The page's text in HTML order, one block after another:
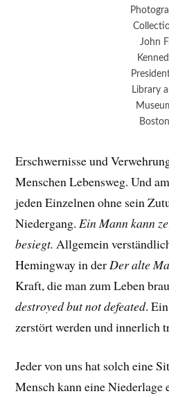
John
Library
Erschwernisse und
Menschen Lebensweg. Und
jeden Einzelnen ohne sein
Niedergang. Ein Mann kann
besiegt. Allgemein
Hemingway in der Der alte
Kraft, die man zum Leben
destroyed but not defeated.
zerstört werden und innerlich
Jeder von uns hat solch eine
Mensch kann eine Niederlage